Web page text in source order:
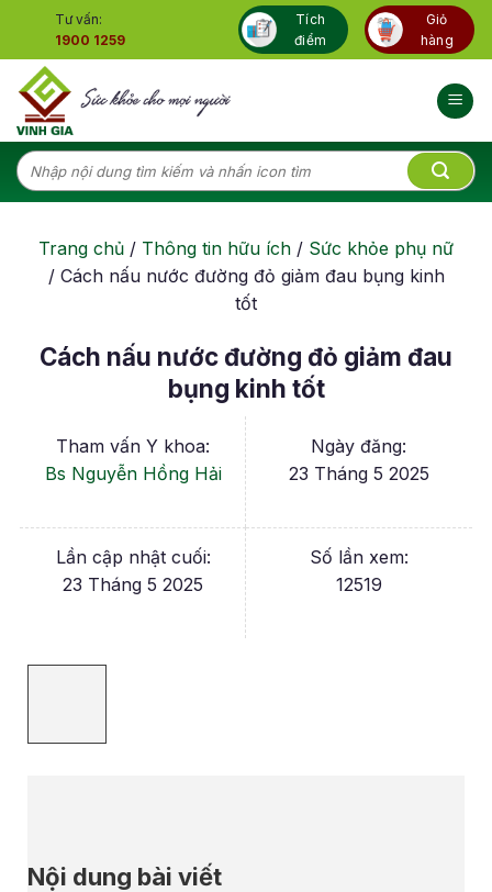
content
Tư vấn:
1900 1259
Tích
điểm
Giỏ
hàng
Tìm
kiếm:
Trang chủ / Thông tin hữu ích / Sức khỏe phụ nữ
/ Cách nấu nước đường đỏ giảm đau bụng kinh
tốt
Cách nấu nước đường đỏ giảm đau
bụng kinh tốt
Tham vấn Y khoa:
Bs Nguyễn Hồng Hải
Ngày đăng:
23 Tháng 5 2025
Lần cập nhật cuối:
23 Tháng 5 2025
Số lần xem:
12519
Nội dung bài viết